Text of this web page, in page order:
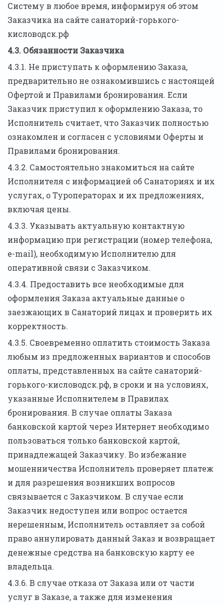
Систему в любое время, информируя об этом
Заказчика на сайте санаторий-горького-
кисловодск.рф
4.3. Обязанности Заказчика
4.3.1. Не приступать к оформлению Заказа,
предварительно не ознакомившись с настоящей
Офертой и Правилами бронирования. Если
Заказчик приступил к оформлению Заказа, то
Исполнитель считает, что Заказчик полностью
ознакомлен и согласен с условиями Оферты и
Правилами бронирования.
4.3.2. Самостоятельно знакомиться на сайте
Исполнителя с информацией об Санаториях и их
услугах, о Туроператорах и их предложениях,
включая цены.
4.3.3. Указывать актуальную контактную
информацию при регистрации (номер телефона,
e-mail), необходимую Исполнителю для
оперативной связи с Заказчиком.
4.3.4. Предоставить все необходимые для
оформления Заказа актуальные данные о
заезжающих в Санаторий лицах и проверить их
корректность.
4.3.5. Своевременно оплатить стоимость Заказа
любым из предложенных вариантов и способов
оплаты, представленных на сайте санаторий-
горького-кисловодск.рф, в сроки и на условиях,
указанные Исполнителем в Правилах
бронирования. В случае оплаты Заказа
банковской картой через Интернет необходимо
пользоваться только банковской картой,
принадлежащей Заказчику. Во избежание
мошенничества Исполнитель проверяет платеж
и для разрешения возникших вопросов
связывается с Заказчиком. В случае если
Заказчик недоступен или вопрос остается
нерешенным, Исполнитель оставляет за собой
право аннулировать данный Заказ и возвращает
денежные средства на банковскую карту ее
владельца.
4.3.6. В случае отказа от Заказа или от части
услуг в Заказе, а также для изменения